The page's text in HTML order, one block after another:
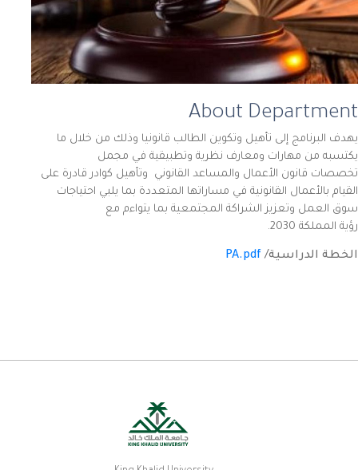
About Department
يهدف البرنامج إلى تأهيل وتكوين الطالب قانونيا وذلك من خلال ما
يكتسبه من مهارات ومعارف نظرية وتطبيقية في مجمل
تخصصات قانون الأعمال والمساعد القانوني وتأهيل كوادر قادرة على
القيام بالأعمال القانونية في مساراتها المتعددة بما يلبي احتياجات
سوق العمل وتعزيز الشراكة المجتمعية بما يتواءم مع
رؤية المملكة 2030.
الخطة الدراسية/ PA.pdf